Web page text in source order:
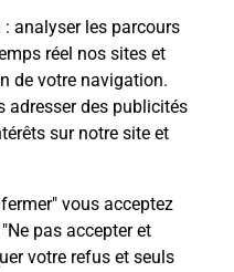
: analyser les parcours
réel nos sites et
de votre navigation.
adresser des publicités
sur notre site et
vous acceptez
pas accepter et
votre refus et seuls
vos bureaux de
(40370) !
posées